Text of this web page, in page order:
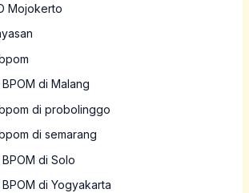
Mojokerto
di Malang
di probolinggo
di semarang
di Solo
di Yogyakarta